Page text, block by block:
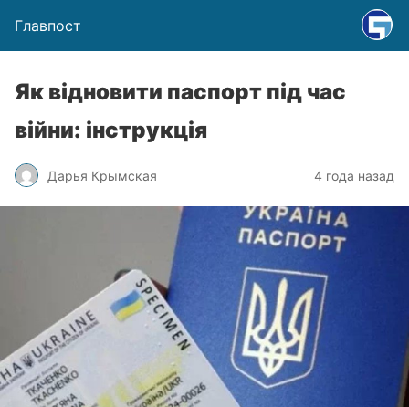
Главпост
Як відновити паспорт під час
війни: інструкція
Дарья Крымская 4 года назад